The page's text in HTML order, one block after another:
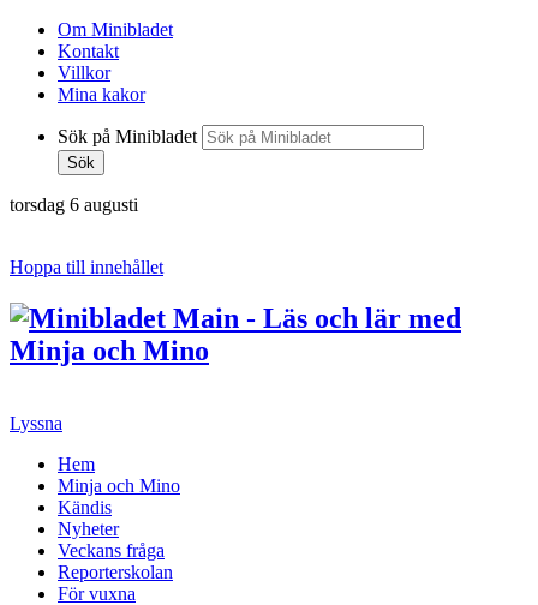
Om Minibladet
Kontakt
Villkor
Mina kakor
Sök på Minibladet
Sök
torsdag 6 augusti
Hoppa till innehållet
Lyssna
Hem
Minja och Mino
Kändis
Nyheter
Veckans fråga
Reporterskolan
För vuxna